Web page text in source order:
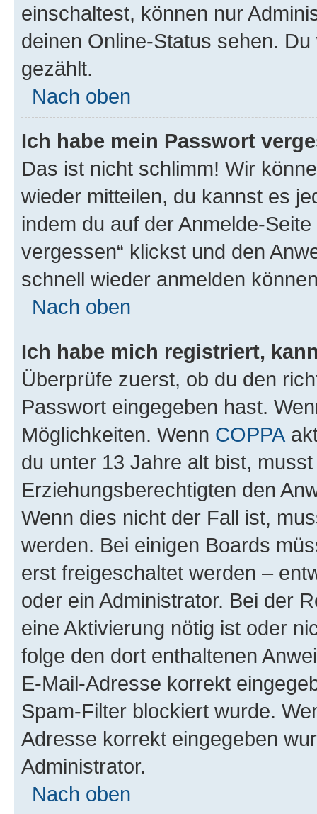
einschaltest, können nur
deinen Online-Status sehen.
gezählt.
Nach oben
Ich habe mein Passwort
Das ist nicht schlimm! Wir
wieder mitteilen, du kannst es
indem du auf der Anmelde-
vergessen“ klickst und den
schnell wieder anmelden
Nach oben
Ich habe mich registriert,
Überprüfe zuerst, ob du den
Passwort eingegeben hast.
Möglichkeiten. Wenn COPPA
du unter 13 Jahre alt bist,
Erziehungsberechtigten den
Wenn dies nicht der Fall ist,
werden. Bei einigen Boards
erst freigeschaltet werden –
oder ein Administrator. Bei der
eine Aktivierung nötig ist oder
folge den dort enthaltenen
E-Mail-Adresse korrekt
Spam-Filter blockiert wurde.
Adresse korrekt eingegeben
Administrator.
Nach oben